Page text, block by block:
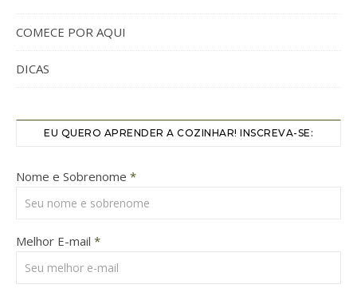
COMECE POR AQUI
DICAS
EU QUERO APRENDER A COZINHAR! INSCREVA-SE:
Nome e Sobrenome *
Melhor E-mail *